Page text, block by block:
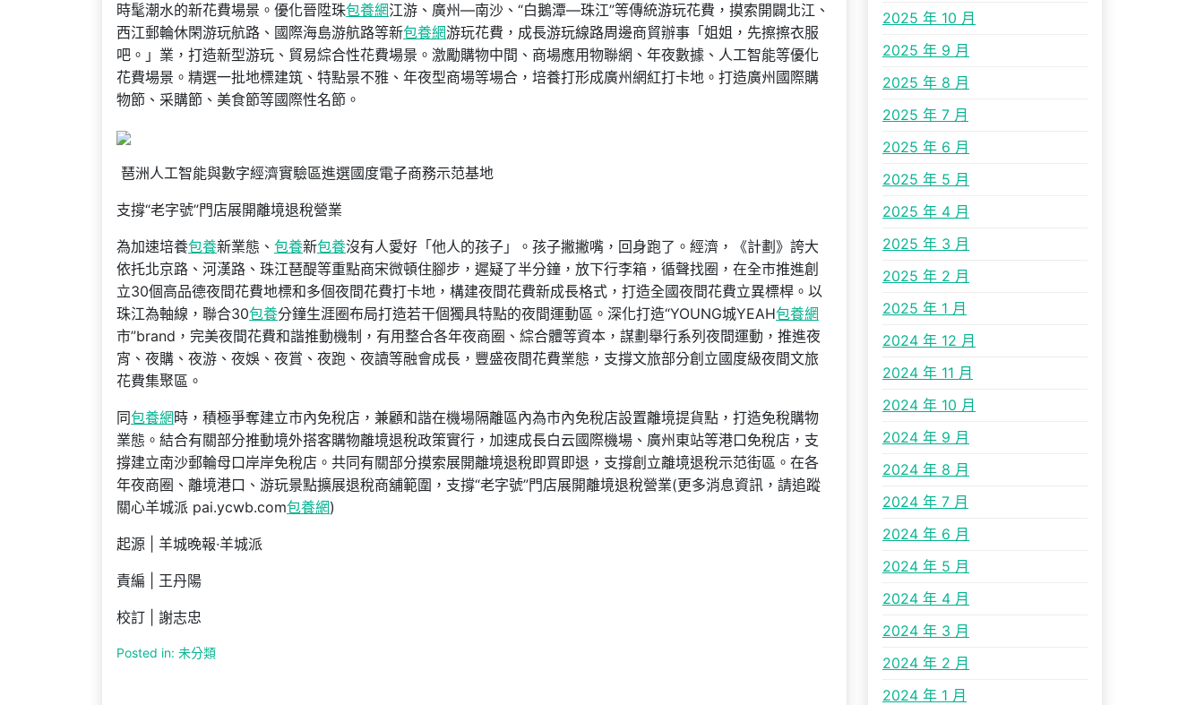
時髦潮水的新花費場景。優化晉陞珠包養網江游、廣州—南沙、“白鵝潭—珠江”等傳統游玩花費，摸索開闢北江、
西江郵輪休閑游玩航路、國際海島游航路等新包養網游玩花費，成長游玩線路周邊商貿辦事「姐姐，先擦擦衣服
吧。」業，打造新型游玩、貿易綜合性花費場景。激勵購物中間、商場應用物聯網、年夜數據、人工智能等優化
花費場景。精選一批地標建筑、特點景不雅、年夜型商場等場合，培養打形成廣州網紅打卡地。打造廣州國際購
物節、采購節、美食節等國際性名節。
琶洲人工智能與數字經濟實驗區進選國度電子商務示范基地
支撐“老字號”門店展開離境退稅營業
為加速培養包養新業態、 包養新包養沒有人愛好「他人的孩子」。孩子撇撇嘴，回身跑了。經濟，《計劃》誇大
依托北京路、河漢路、珠江琶醍等重點商宋微頓住腳步，遲疑了半分鐘，放下行李箱，循聲找圈，在全市推進創
立30個高品德夜間花費地標和多個夜間花費打卡地，構建夜間花費新成長格式，打造全國夜間花費立異標桿。以
珠江為軸線，聯合30包養分鐘生涯圈布局打造若干個獨具特點的夜間運動區。深化打造“YOUNG城YEAH包養網
市”brand，完美夜間花費和諧推動機制，有用整合各年夜商圈、綜合體等資本，謀劃舉行系列夜間運動，推進夜
宵、夜購、夜游、夜娛、夜賞、夜跑、夜讀等融會成長，豐盛夜間花費業態，支撐文旅部分創立國度級夜間文旅
花費集聚區。
同包養網 時，積極爭奪建立市內免稅店，兼顧和諧在機場隔離區內為市內免稅店設置離境提貨點，打造免稅購物
業態。結合有關部分推動境外搭客購物離境退稅政策實行，加速成長白云國際機場、廣州東站等港口免稅店，支
撐建立南沙郵輪母口岸岸免稅店。共同有關部分摸索展開離境退稅即買即退，支撐創立離境退稅示范街區。在各
年夜商圈、離境港口、游玩景點擴展退稅商舖範圍，支撐“老字號”門店展開離境退稅營業(更多消息資訊，請追蹤
關心羊城派 pai.ycwb.com包養網)
起源 | 羊城晚報·羊城派
責編 | 王丹陽
校訂 | 謝志忠
Posted in: 未分類
2025 年 10 月
2025 年 9 月
2025 年 8 月
2025 年 7 月
2025 年 6 月
2025 年 5 月
2025 年 4 月
2025 年 3 月
2025 年 2 月
2025 年 1 月
2024 年 12 月
2024 年 11 月
2024 年 10 月
2024 年 9 月
2024 年 8 月
2024 年 7 月
2024 年 6 月
2024 年 5 月
2024 年 4 月
2024 年 3 月
2024 年 2 月
2024 年 1 月